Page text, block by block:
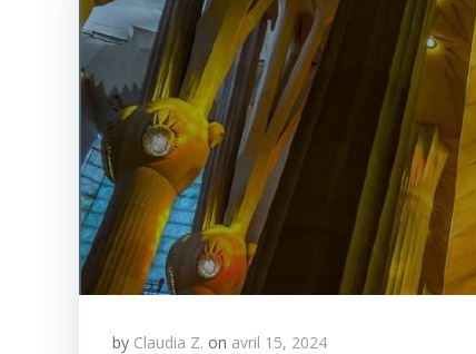
by Claudia Z. on avril 15, 2024